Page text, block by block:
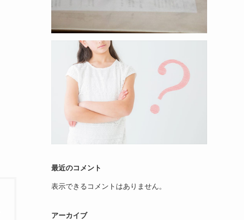
最近のコメント
表示できるコメントはありません。
アーカイブ